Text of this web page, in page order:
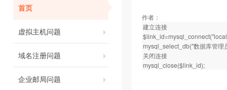
首页
虚拟主机问题
域名注册问题
企业邮局问题
作者：
建立连接
mysql_select_db("数据库管理
关闭连接
mysql_close($link_id);